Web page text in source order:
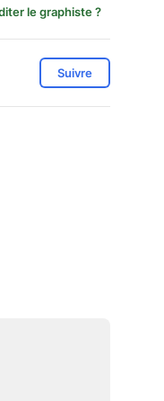
le graphiste ?
Suivre